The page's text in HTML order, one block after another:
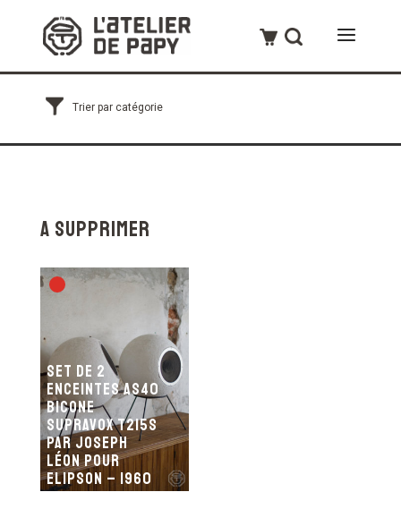
A Supprimer
Set de 2
Enceintes AS40
Bicone
Supravox T215s
par Joseph
Léon pour
Elipson – 1960